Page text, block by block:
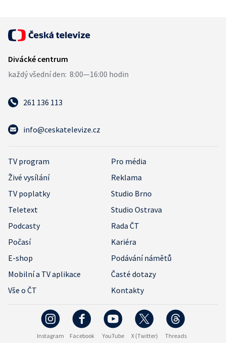
261 136 113
info@ceskatelevize.cz
TV program
Pro média
Živé vysílání
Reklama
TV poplatky
Studio Brno
Teletext
Studio Ostrava
Podcasty
Rada ČT
Počasí
Kariéra
E-shop
Podávání námětů
Mobilní a TV aplikace
Časté dotazy
Vše o ČT
Kontakty
Instagram Facebook YouTube X (Twitter) Threads